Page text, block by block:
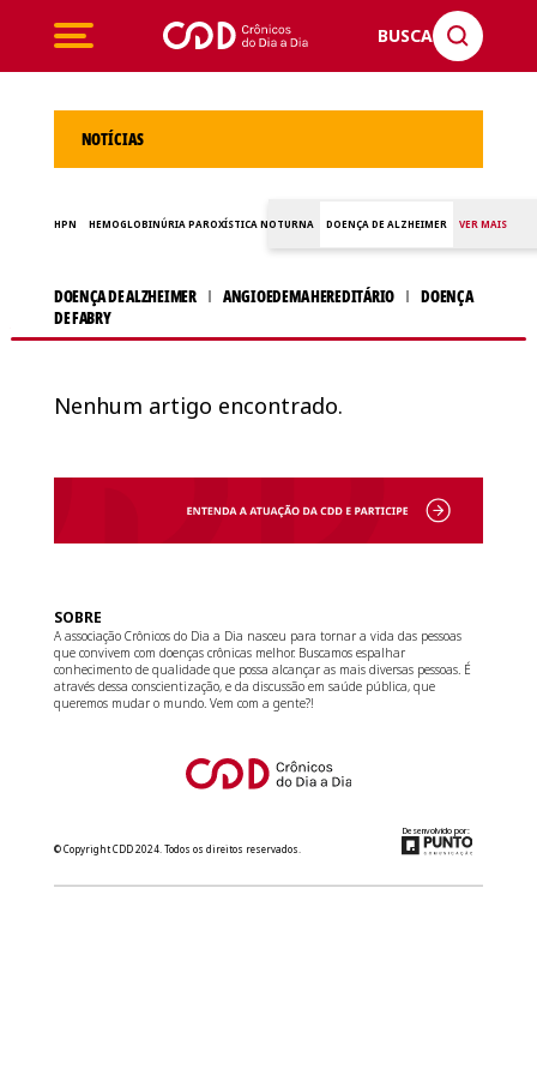
BUSCA
NOTÍCIAS
HPN HEMOGLOBINÚRIA PAROXÍSTICA NOTURNA DOENÇA DE ALZHEIMER VER MAIS
DOENÇA DE ALZHEIMER ANGIOEDEMA HEREDITÁRIO
DOENÇA
DE FABRY
Nenhum artigo encontrado.
SOBRE
A associação Crônicos do Dia a Dia nasceu para tornar a vida das pessoas
que convivem com doenças crônicas melhor. Buscamos espalhar
conhecimento de qualidade que possa alcançar as mais diversas pessoas. É
através dessa conscientização, e da discussão em saúde pública, que
queremos mudar o mundo. Vem com a gente?!
© Copyright CDD 2024. Todos os direitos reservados.
Desenvolvido por: